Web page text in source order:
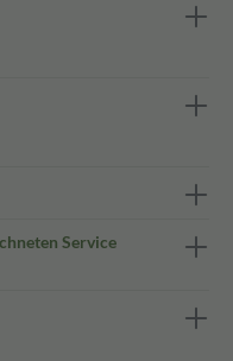
Service